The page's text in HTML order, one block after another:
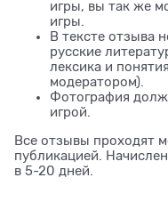
игры, вы так же
игры.
В тексте отзыва
русские
лексика и
модератором).
Фотография
игрой.
Все отзывы проходят
публикацией.
в 5-20 дней.